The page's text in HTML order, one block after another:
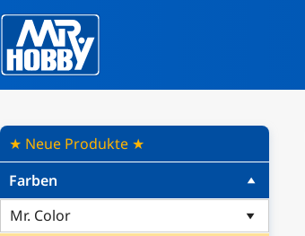
★ Neue Produkte ★
Farben
Mr. Color